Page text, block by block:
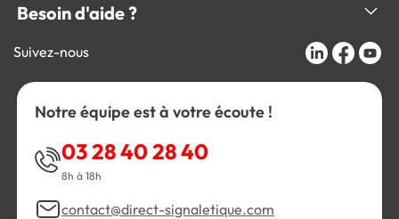
Besoin d'aide ?
Suivez-nous
Notre équipe est à votre écoute !
03 28 40 28 40
8h à 18h
contact@direct-signaletique.com